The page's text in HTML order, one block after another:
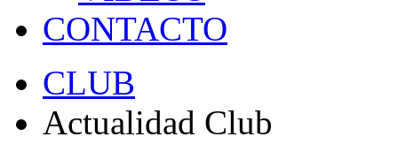
CONTACTO
CLUB
Actualidad Club